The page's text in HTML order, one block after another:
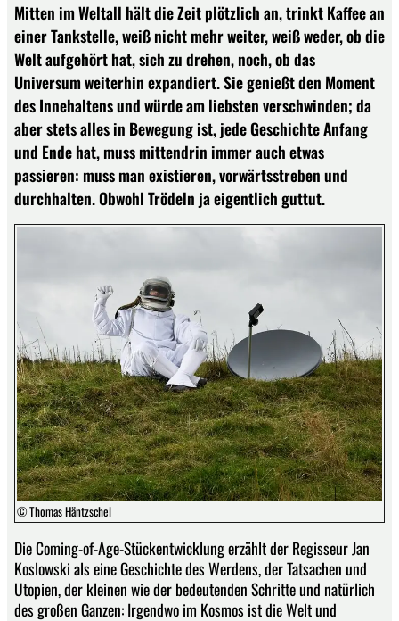
Mitten im Weltall hält die Zeit plötzlich an, trinkt Kaffee an
einer Tankstelle, weiß nicht mehr weiter, weiß weder, ob die
Welt aufgehört hat, sich zu drehen, noch, ob das
Universum weiterhin expandiert. Sie genießt den Moment
des Innehaltens und würde am liebsten verschwinden; da
aber stets alles in Bewegung ist, jede Geschichte Anfang
und Ende hat, muss mittendrin immer auch etwas
passieren: muss man existieren, vorwärtsstreben und
durchhalten. Obwohl Trödeln ja eigentlich guttut.
© Thomas Häntzschel
Die Coming-of-Age-Stückentwicklung erzählt der Regisseur Jan
Koslowski als eine Geschichte des Werdens, der Tatsachen und
Utopien, der kleinen wie der bedeutenden Schritte und natürlich
des großen Ganzen: Irgendwo im Kosmos ist die Welt und